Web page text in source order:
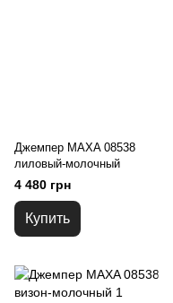
Джемпер MAXA 08538
лиловый-молочный
4 480 грн
Купить